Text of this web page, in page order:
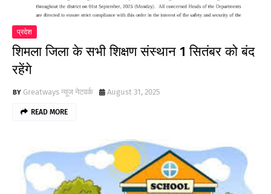
प्रदेश
शिमला जिला के सभी शिक्षण संस्थान 1 सितंबर को बंद
रहेंगे
Greatways न्यूज नेटवर्क August 31, 2025
READ MORE